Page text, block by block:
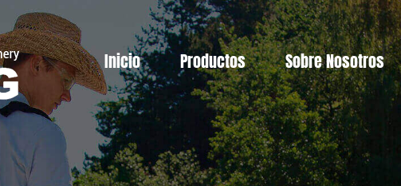
Inicio Productos Sobre Nosotros